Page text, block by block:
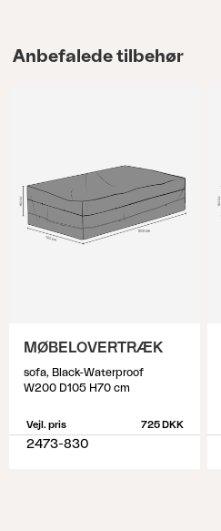
Anbefalede tilbehør
MØBELOVERTRÆK
sofa, Black-Waterproof
W200 D105 H70 cm
Vejl. pris 725 DKK
2473-830